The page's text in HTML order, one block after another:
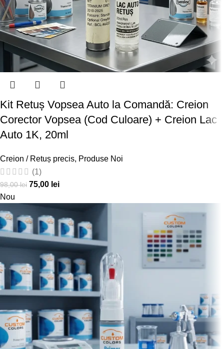
Kit Retuș Vopsea Auto la Comandă: Creion
Corector Vopsea (Cod Culoare) + Creion Lac
Auto 1K, 20ml
Creion / Retuș precis, Produse Noi
(1)
98,00lei 75,00 lei
Nou